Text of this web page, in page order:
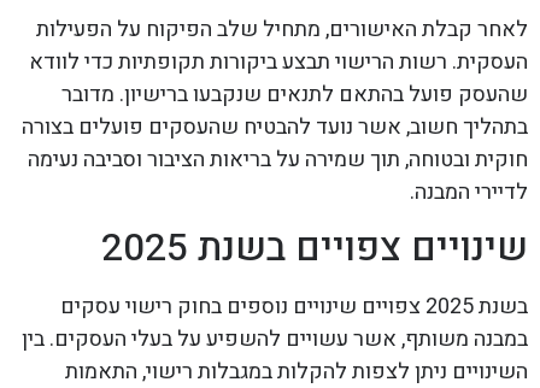
לאחר קבלת האישורים, מתחיל שלב הפיקוח על הפעילות
העסקית. רשות הרישוי תבצע ביקורות תקופתיות כדי לוודא
שהעסק פועל בהתאם לתנאים שנקבעו ברישיון. מדובר
בתהליך חשוב, אשר נועד להבטיח שהעסקים פועלים בצורה
חוקית ובטוחה, תוך שמירה על בריאות הציבור וסביבה נעימה
לדיירי המבנה.
שינויים צפויים בשנת 2025
בשנת 2025 צפויים שינויים נוספים בחוק רישוי עסקים
במבנה משותף, אשר עשויים להשפיע על בעלי העסקים. בין
השינויים ניתן לצפות להקלות במגבלות רישוי, התאמות